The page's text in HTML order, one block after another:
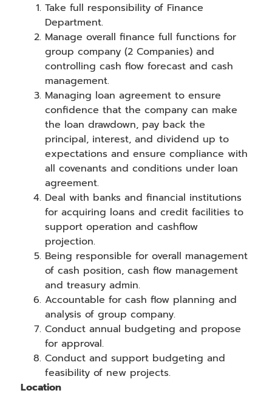
Take full responsibility of Finance
Department.
Manage overall finance full functions for
group company (2 Companies) and
controlling cash flow forecast and cash
management.
Managing loan agreement to ensure
confidence that the company can make
the loan drawdown, pay back the
principal, interest, and dividend up to
expectations and ensure compliance with
all covenants and conditions under loan
agreement.
Deal with banks and financial institutions
for acquiring loans and credit facilities to
support operation and cashflow
projection.
Being responsible for overall management
of cash position, cash flow management
and treasury admin.
Accountable for cash flow planning and
analysis of group company.
Conduct annual budgeting and propose
for approval.
Conduct and support budgeting and
feasibility of new projects.
Location